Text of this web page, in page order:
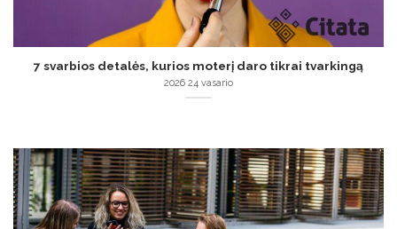
7 svarbios detalės, kurios moterį daro tikrai tvarkingą
2026 24 vasario